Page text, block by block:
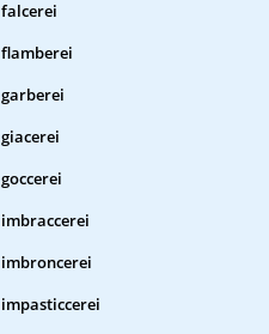
falcerei
flamberei
garberei
giacerei
goccerei
imbraccerei
imbroncerei
impasticcerei